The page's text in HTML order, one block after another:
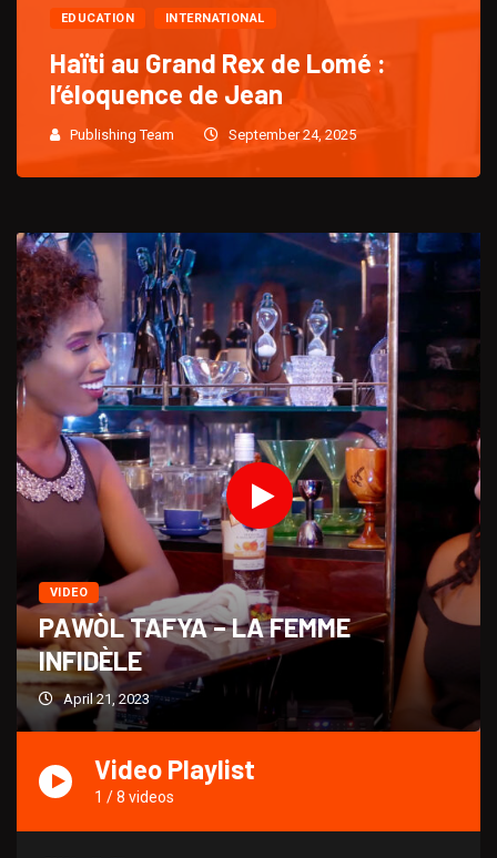
EDUCATION INTERNATIONAL
Haïti au Grand Rex de Lomé :
l’éloquence de Jean
Publishing Team September 24, 2025
VIDEO
PAWÒL TAFYA – LA FEMME
INFIDÈLE
April 21, 2023
Video Playlist
1 /8 videos